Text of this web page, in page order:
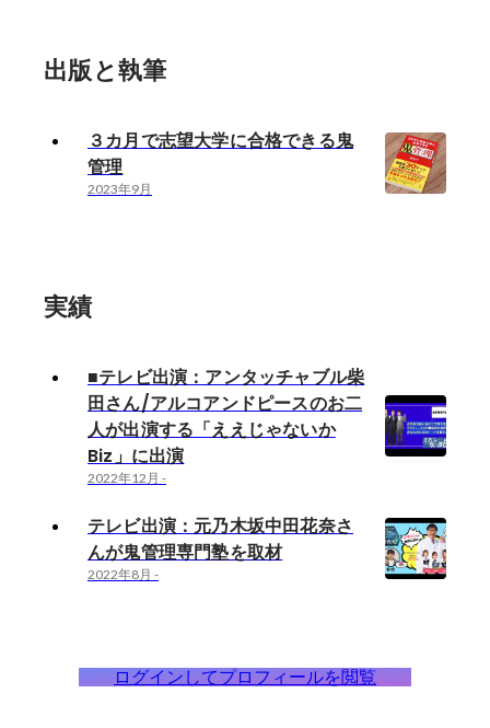
出版と執筆
３カ月で志望大学に合格できる鬼
管理
2023年9月
実績
■テレビ出演：アンタッチャブル柴
田さん/アルコアンドピースのお二
人が出演する「ええじゃないか
Biz」に出演
2022年12月 -
テレビ出演：元乃木坂中田花奈さ
んが鬼管理専門塾を取材
2022年8月 -
ログインしてプロフィールを閲覧